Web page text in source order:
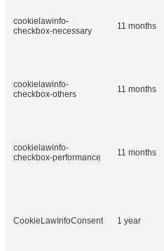
cookielawinfo-
checkbox-necessary
11 months
cookielawinfo-
checkbox-others
11 months
cookielawinfo-
checkbox-performance
11 months
CookieLawInfoConsent 1 year